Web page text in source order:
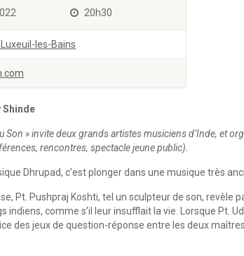
20h30
les-Bains
Shinde
Son » invite deux grands artistes musiciens d’Inde, et
rencontres, spectacle jeune public).
Dhrupad, c’est plonger dans une musique très
Pt. Pushpraj Koshti, tel un sculpteur de son, revèle
indiens, comme s’il leur insufflait la vie. Lorsque Pt.
des jeux de question-réponse entre les deux